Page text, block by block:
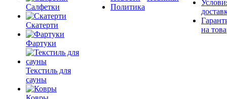
Салфетки
Скатерти
Фартуки
Текстиль для
сауны
Политика
на